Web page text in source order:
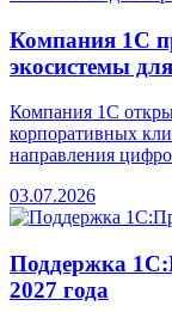
Компания 1С
экосистемы
Компания 1С
корпоративных
направления
03.07.2026
Поддержка
2027 года